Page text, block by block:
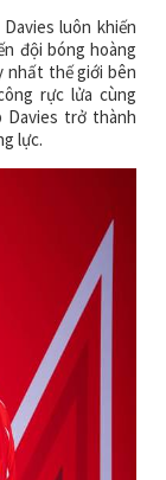
luôn khiến
đội bóng hoàng
nhất thế giới bên
rực lửa cùng
Davies trở thành
lực.